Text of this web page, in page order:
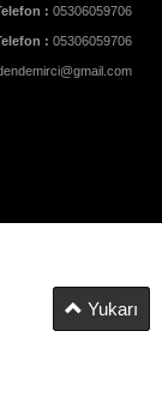
: 05306059706
: 05306059706
Yukarı